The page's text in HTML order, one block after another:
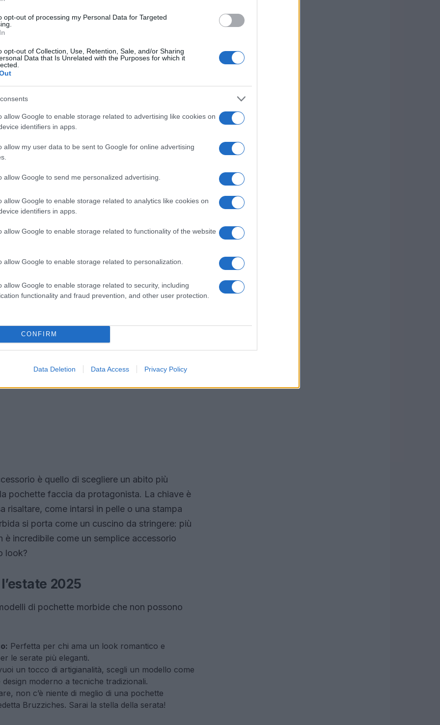
opt-out of processing my Personal Data for Targeted
opt-out of Collection, Use, Retention, Sale, and/or Sharing
Data that Is Unrelated with the Purposes for which it
allow Google to enable storage related to advertising like cookies on
identifiers in apps.
allow my user data to be sent to Google for online advertising
allow Google to send me personalized advertising.
allow Google to enable storage related to analytics like cookies on
identifiers in apps.
allow Google to enable storage related to functionality of the website
allow Google to enable storage related to personalization.
allow Google to enable storage related to security, including
functionality and fraud prevention, and other user protection.
CONFIRM
Data Deletion Data Access Privacy Policy
raffinato, è l’ideale per chi desidera
al comfort. Che si tratti di una serata
tipo di clutch riesce a farsi notare per la sua
di osare con un look più originale?
le pochette morbide possono essere
ai tessuti decorati. Ogni modello porta
effetto handmade o dettagli scintillanti,
2025 ci invita a osare con colori vivaci e
black in favore di tonalità più brillanti. Ti sei
al braccio? Non sarebbe fantastico?
morbida?
di quanto si possa pensare! Per un look
sfilata di Giorgio Armani, dove la pochette è
Un foulard annodato come una cravatta
perfettamente con la morbidezza della
è quello di scegliere un abito più
pochette faccia da protagonista. La chiave è
risaltare, come intarsi in pelle o una stampa
si porta come un cuscino da stringere: più
è incredibile come un semplice accessorio
look?
2025
di pochette morbide che non possono
Perfetta per chi ama un look romantico e
le serate più eleganti.
un tocco di artigianalità, scegli un modello come
moderno a tecniche tradizionali.
non c’è niente di meglio di una pochette
Bruzziches. Sarai la stella della serata!